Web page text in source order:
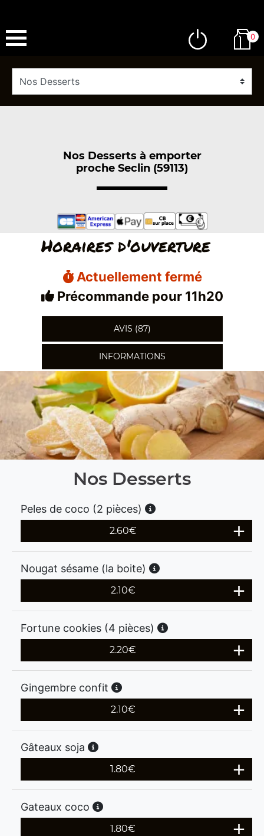
0
Nos Desserts à emporter
proche Seclin (59113)
Horaires d'ouverture
Actuellement fermé
Précommande pour 11h20
AVIS (87)
INFORMATIONS
Nos Desserts
Peles de coco (2 pièces)
2.60€
Nougat sésame (la boite)
2.10€
Fortune cookies (4 pièces)
2.20€
Gingembre confit
2.10€
Gâteaux soja
1.80€
Gateaux coco
1.80€